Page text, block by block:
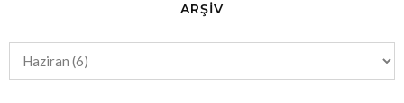
ARŞİV